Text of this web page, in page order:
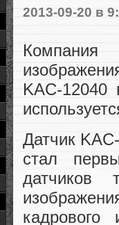
2013-09-20 в
KAC-12040
Датчик
стал
датчиков